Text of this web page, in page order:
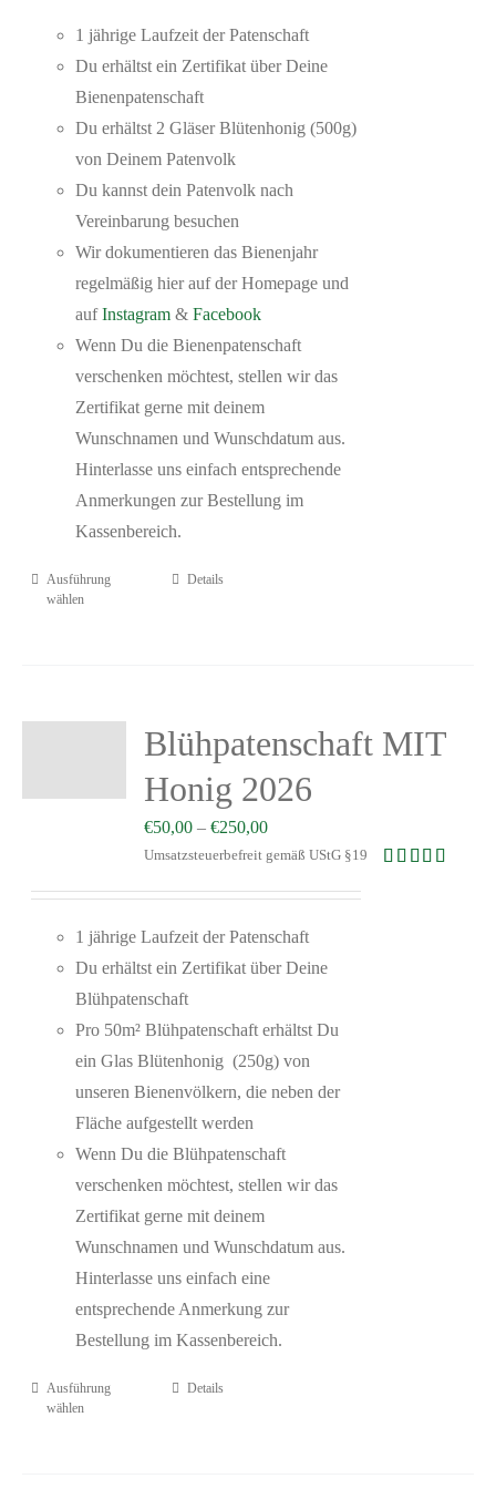
1 jährige Laufzeit der Patenschaft
Du erhältst ein Zertifikat über Deine
Bienenpatenschaft
Du erhältst 2 Gläser Blütenhonig (500g)
von Deinem Patenvolk
Du kannst dein Patenvolk nach
Vereinbarung besuchen
Wir dokumentieren das Bienenjahr
regelmäßig hier auf der Homepage und
aufInstagram &Facebook
Wenn Du die Bienenpatenschaft
verschenken möchtest, stellen wir das
Zertifikat gerne mit deinem
Wunschnamen und Wunschdatum aus.
Hinterlasse uns einfach entsprechende
Anmerkungen zur Bestellung im
Kassenbereich.
Ausführung
wählen
Details
Blühpatenschaft MIT
Honig 2026
€50,00 –€250,00
Umsatzsteuerbefreit gemäß UStG §19
1 jährige Laufzeit der Patenschaft
Du erhältst ein Zertifikat über Deine
Blühpatenschaft
Pro 50m² Blühpatenschaft erhältst Du
ein Glas Blütenhonig (250g) von
unseren Bienenvölkern, die neben der
Fläche aufgestellt werden
Wenn Du die Blühpatenschaft
verschenken möchtest, stellen wir das
Zertifikat gerne mit deinem
Wunschnamen und Wunschdatum aus.
Hinterlasse uns einfach eine
entsprechende Anmerkung zur
Bestellung im Kassenbereich.
Ausführung
wählen
Details